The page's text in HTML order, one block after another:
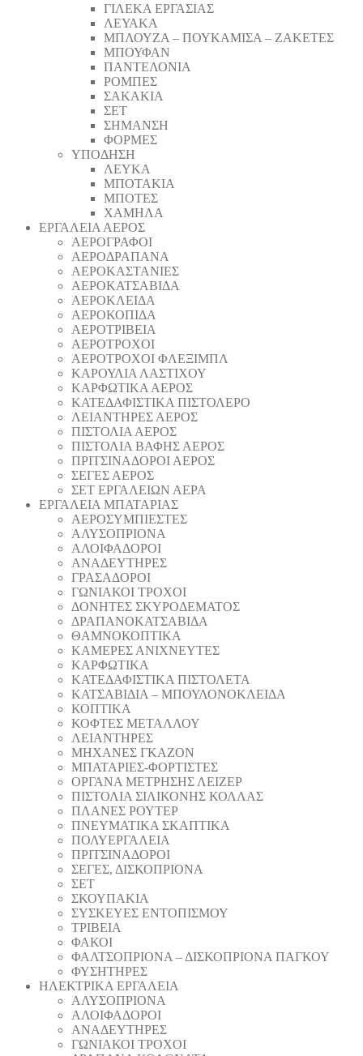
ΓΙΛΕΚΑ ΕΡΓΑΣΙΑΣ
ΛΕΥΑΚΑ
ΜΠΛΟΥΖΑ – ΠΟΥΚΑΜΙΣΑ – ΖΑΚΕΤΕΣ
ΜΠΟΥΦΑΝ
ΠΑΝΤΕΛΟΝΙΑ
ΡΟΜΠΕΣ
ΣΑΚΑΚΙΑ
ΣΕΤ
ΣΗΜΑΝΣΗ
ΦΟΡΜΕΣ
ΥΠΟΔΗΣΗ
ΛΕΥΚΑ
ΜΠΟΤΑΚΙΑ
ΜΠΟΤΕΣ
ΧΑΜΗΛΑ
ΕΡΓΑΛΕΙΑ ΑΕΡΟΣ
ΑΕΡΟΓΡΑΦΟΙ
ΑΕΡΟΔΡΑΠΑΝA
ΑΕΡΟΚΑΣΤΑΝΙΕΣ
ΑΕΡΟΚΑΤΣΑΒΙΔΑ
ΑΕΡΟΚΛΕΙΔΑ
ΑΕΡΟΚΟΠΙΔΑ
ΑΕΡΟΤΡΙΒΕΙΑ
ΑΕΡΟΤΡΟΧΟΙ
ΑΕΡΟΤΡΟΧΟΙ ΦΛΕΞΙΜΠΛ
ΚΑΡΟΥΛΙΑ ΛΑΣΤΙΧΟΥ
ΚΑΡΦΩΤΙΚΑ ΑΕΡΟΣ
ΚΑΤΕΔΑΦΙΣΤΙΚΑ ΠΙΣΤΟΛΕΡΟ
ΛΕΙΑΝΤΗΡΕΣ ΑΕΡΟΣ
ΠΙΣΤΟΛΙΑ ΑΕΡΟΣ
ΠΙΣΤΟΛΙΑ ΒΑΦΗΣ ΑΕΡΟΣ
ΠΡΙΤΣΙΝΑΔΟΡΟΙ ΑΕΡΟΣ
ΣΕΓΕΣ ΑΕΡΟΣ
ΣΕΤ ΕΡΓΑΛΕΙΩΝ ΑΕΡΑ
ΕΡΓΑΛΕΙΑ ΜΠΑΤΑΡΙΑΣ
AEΡΟΣΥΜΠΙΕΣΤΕΣ
AΛΥΣΟΠΡΙΟΝΑ
ΑΛΟΙΦΑΔOΡΟI
ΑΝΑΔΕΥΤΗΡΕΣ
ΓΡΑΣΑΔΟΡΟΙ
ΓΩΝΙΑΚΟΙ ΤΡΟΧΟΙ
ΔΟΝΗΤΕΣ ΣΚΥΡΟΔΕΜΑΤΟΣ
ΔΡΑΠΑΝΟΚΑΤΣΑΒΙΔΑ
ΘAΜΝΟΚΟΠΤΙΚΑ
ΚΑΜΕΡΕΣ ΑΝΙΧΝΕΥΤΕΣ
ΚΑΡΦΩΤΙΚΑ
ΚΑΤΕΔΑΦΙΣΤΙΚΑ ΠΙΣΤΟΛΕΤΑ
ΚΑΤΣΑΒΙΔΙΑ – ΜΠΟΥΛΟΝΟΚΛΕΙΔΑ
ΚΟΠΤΙΚA
ΚΟΦΤΕΣ ΜΕΤΑΛΛΟΥ
ΛΕΙΑΝΤΗΡEΣ
ΜΗΧΑΝΕΣ ΓΚΑΖΟΝ
ΜΠΑΤΑΡΙΕΣ-ΦΟΡΤΙΣΤΕΣ
ΟΡΓΑΝΑ ΜΕΤΡΗΣΗΣ ΛΕΙΖΕΡ
ΠΙΣΤΟΛΙA ΣΙΛΙΚΟΝΗΣ ΚΟΛΛΑΣ
ΠΛΑΝΕΣ ΡΟΥΤΕΡ
ΠΝΕΥΜΑΤΙΚΑ ΣΚΑΠΤΙΚΑ
ΠΟΛΥΕΡΓΑΛΕΙΑ
ΠΡΙΤΣΙΝΑΔΟΡΟΙ
ΣΕΓΕΣ, ΔΙΣΚΟΠΡΙΟΝΑ
ΣΕΤ
ΣΚΟΥΠΑΚΙΑ
ΣΥΣΚΕΥΕΣ ΕΝΤΟΠΙΣΜΟΥ
ΤΡΙΒΕΙΑ
ΦΑΚΟΙ
ΦΑΛΤΣΟΠΡΙΟΝΑ – ΔΙΣΚΟΠΡΙΟΝΑ ΠΑΓΚΟΥ
ΦΥΣΗΤΗΡΕΣ
ΗΛΕΚΤΡΙΚΑ ΕΡΓΑΛΕΙΑ
AΛΥΣΟΠΡΙΟΝΑ
ΑΛΟΙΦΑΔOΡΟI
ΑΝΑΔΕΥΤΗΡΕΣ
ΓΩΝΙΑΚΟΙ ΤΡΟΧΟΙ